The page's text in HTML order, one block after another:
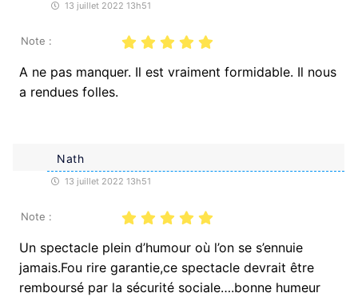
13 juillet 2022 13h51
Note :
A ne pas manquer. Il est vraiment formidable. Il nous
a rendues folles.
Nath
13 juillet 2022 13h51
Note :
Un spectacle plein d’humour où l’on se s’ennuie
jamais.Fou rire garantie,ce spectacle devrait être
remboursé par la sécurité sociale….bonne humeur